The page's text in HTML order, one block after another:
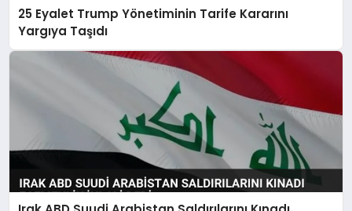
25 Eyalet Trump Yönetiminin Tarife Kararını
Yargıya Taşıdı